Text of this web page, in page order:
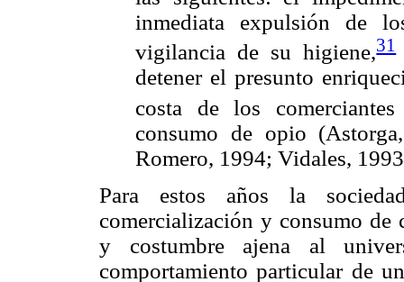
inmediata expulsión de
vigilancia de su higiene,31
detener el presunto
costa de los comerciantes
consumo de opio
Romero, 1994; Vidales,
Para estos años la
comercialización y consumo de
y costumbre ajena al
comportamiento particular de